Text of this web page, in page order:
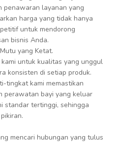
penawaran layanan yang
harga yang tidak hanya
untuk mendorong
bisnis Anda.
yang Ketat.
untuk kualitas yang unggul
konsisten di setiap produk.
tingkat kami memastikan
perawatan bayi yang keluar
standar tertinggi, sehingga
mencari hubungan yang tulus